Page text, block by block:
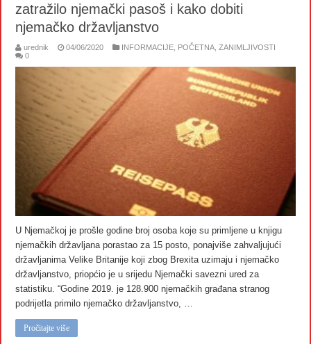
zatražilo njemački pasoš i kako dobiti
njemačko državljanstvo
urednik 04/06/2020 INFORMACIJE POČETNA ,ZANIMLJIVOSTI
0
U Njemačkoj je prošle godine broj osoba koje su primljene u knjigu
njemačkih državljana porastao za 15 posto, ponajviše zahvaljujući
državljanima Velike Britanije koji zbog Brexita uzimaju i njemačko
državljanstvo, priopćio je u srijedu Njemački savezni ured za
statistiku. “Godine 2019. je 128.900 njemačkih građana stranog
podrijetla primilo njemačko državljanstvo, …
Pročitajte više